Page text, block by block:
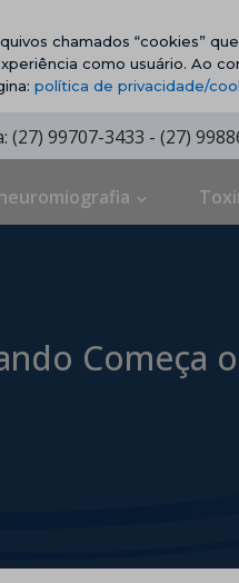
chamados “cookies”
como usuário. Ao
política de privacidade/
99707-3433 - (27)
Começa